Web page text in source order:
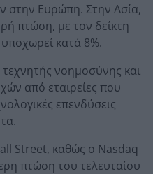
στην Ευρώπη. Στην Ασία,
πτώση, με τον δείκτη
κατά 8%.
νοημοσύνης και
από εταιρείες που
επενδύσεις
Street, καθώς ο Nasdaq
πτώση του τελευταίου